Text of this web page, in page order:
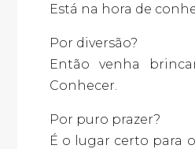
Está na hora de
Por diversão?
Então venha
Conhecer.
Por puro prazer?
É o lugar certo para